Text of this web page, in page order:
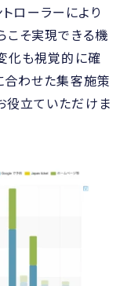
ローラーにより
こそ実現できる機
化も視覚的に確
合わせた集客施策
役立ていただけま